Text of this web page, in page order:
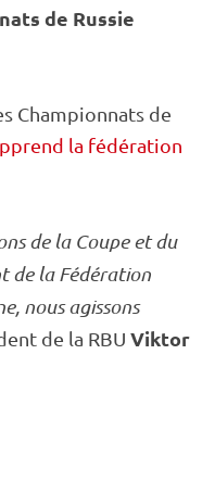
de Russie
Championnats de
la fédération
de la Coupe et du
de la Fédération
nous agissons
de la RBU Viktor